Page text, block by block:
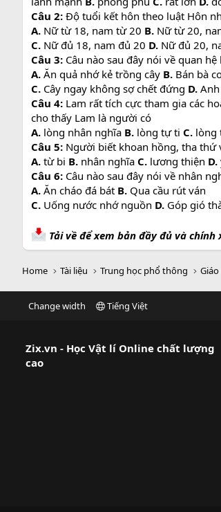
Câu 2: Độ tuổi kết hôn theo luật Hôn
A. Nữ từ 18, nam từ 20 B. Nữ từ 20,
C. Nữ đủ 18, nam đủ 20 D. Nữ đủ 20,
Câu 3: Câu nào sau đây nói về quan
A. Ăn quả nhớ kẻ trồng cây B. Bán bà
C. Cây ngay không sợ chết đứng D.
Câu 4: Lam rất tích cực tham gia các
cho thấy Lam là người có
A. lòng nhân nghĩa B. lòng tự ti C. lòng
Câu 5: Người biết khoan hồng, tha
A. từ bi B. nhân nghĩa C. lương thiện D.
Câu 6: Câu nào sau đây nói về nhân
A. Ăn cháo đá bát B. Qua cầu rút ván
C. Uống nước nhớ nguồn D. Góp gió
Tải về để xem bản đầy đủ và chính
Home Tài liệu Trung học phổ thông
Change width Tiếng Việt
Zix.vn - Học Vật lí Online chất lượng
cao